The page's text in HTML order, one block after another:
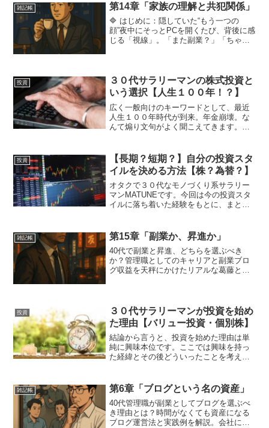
雑記帳 第14章「家族の理解と共犯関係」
🔷 はじめに：隠していた“もう一つの
顔”夜中にそっとPCを開くたび、背後に感
じる「視線」。「また副業？」「ちゃん
妙だ。ましてや管...
投資
３０代サラリーマンの株式投資と
いう選択【人生１００年！？】
広く一般向けのキーワードとして、最近
人生１００年時代が到来。年金崩壊。な
んて煽り文句がよく聞こえてきます。
くものとして、どちらも「説得力がちょ
っと弱い」と感じているから...
投資
【長期？短期？】自分の投資スタ
イルを決める方法【株？為替？】
オタクで３０代なモノづくり系サラリー
マンMATUNEです。今回は今の投資スタ
イルに落ち着いた経験をもとに、まとめ
んかだせたらかっこいいのかもしれませ
んが、投資家としては...
雑記帳 第15章「副業か、昇進か」
40代で副業と昇進、どちらを選ぶべき
か？管理職としてのキャリアと副業ブロ
グ収益を天秤にかけたリアルな葛藤と戦
投資
３０代サラリーマンが投資を始め
た理由【バリュー投資・個別株】
結論から言うと、投資を始めた理由は単
純に興味本位です。ここでは興味を持っ
た経緯とその後どういったことを考えて
経験したのは、10年以上前の23歳のころ
です。地方国立大の大...
雑記帳 第6章「ブログという名の資産」
40代管理職が副業としてブログを選ぶべ
き理由とは？時間がなくても資産になる
ブログ運営法と実践例を解説。会社にバ